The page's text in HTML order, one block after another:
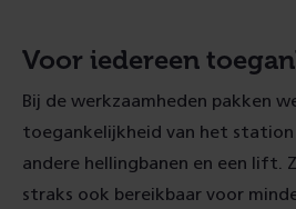
Voor iedereen
Bij de werkzaamheden pakken
toegankelijkheid van het
andere hellingbanen en een lift.
straks ook bereikbaar voor